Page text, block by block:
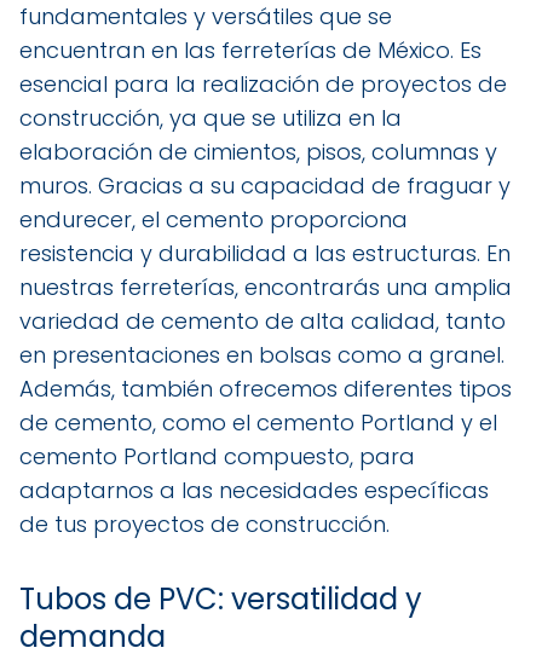
fundamentales y versátiles que se
encuentran en las ferreterías de México. Es
esencial para la realización de proyectos de
construcción, ya que se utiliza en la
elaboración de cimientos, pisos, columnas y
muros. Gracias a su capacidad de fraguar y
endurecer, el cemento proporciona
resistencia y durabilidad a las estructuras. En
nuestras ferreterías, encontrarás una amplia
variedad de cemento de alta calidad, tanto
en presentaciones en bolsas como a granel.
Además, también ofrecemos diferentes tipos
de cemento, como el cemento Portland y el
cemento Portland compuesto, para
adaptarnos a las necesidades específicas
de tus proyectos de construcción.
Tubos de PVC: versatilidad y
demanda